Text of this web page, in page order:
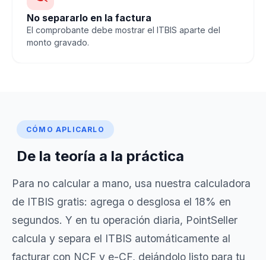
No separarlo en la factura
El comprobante debe mostrar el ITBIS aparte del
monto gravado.
CÓMO APLICARLO
De la teoría a la práctica
Para no calcular a mano, usa nuestra calculadora
de ITBIS gratis: agrega o desglosa el 18% en
segundos. Y en tu operación diaria, PointSeller
calcula y separa el ITBIS automáticamente al
facturar con NCF y e-CF, dejándolo listo para tu